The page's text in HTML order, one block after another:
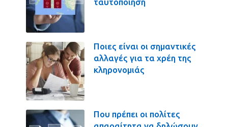
ταυτοποίηση
Ποιες είναι οι σημαντικές
αλλαγές για τα χρέη της
κληρονομιάς
Που πρέπει οι πολίτες